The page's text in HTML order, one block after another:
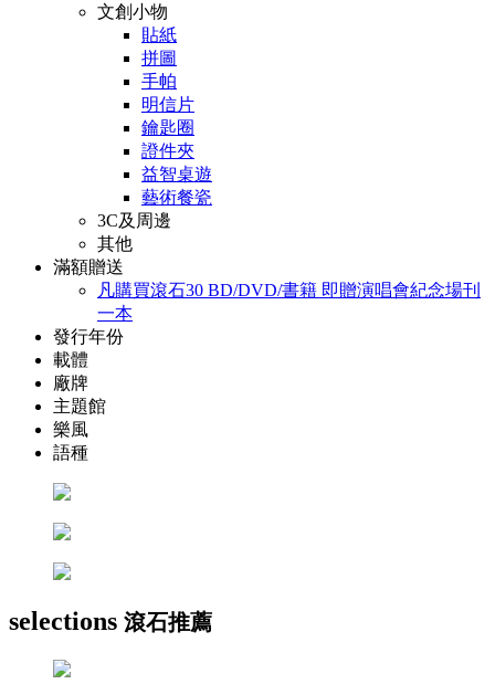
文創小物
貼紙
拼圖
手帕
明信片
鑰匙圈
證件夾
益智桌遊
藝術餐瓷
3C及周邊
其他
滿額贈送
凡購買滾石30 BD/DVD/書籍 即贈演唱會紀念場刊
一本
發行年份
載體
廠牌
主題館
樂風
語種
selections 滾石推薦